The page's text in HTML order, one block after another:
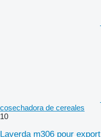
cosechadora de cereales
10
Laverda m306 pour export